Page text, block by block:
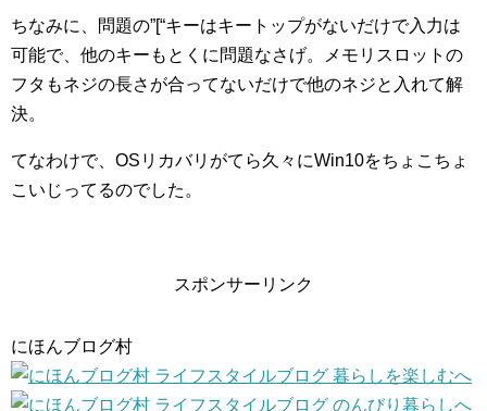
ちなみに、問題の”[“キーはキートップがないだけで入力は
可能で、他のキーもとくに問題なさげ。メモリスロットの
フタもネジの長さが合ってないだけで他のネジと入れて解
決。
てなわけで、OSリカバリがてら久々にWin10をちょこちょ
こいじってるのでした。
スポンサーリンク
にほんブログ村